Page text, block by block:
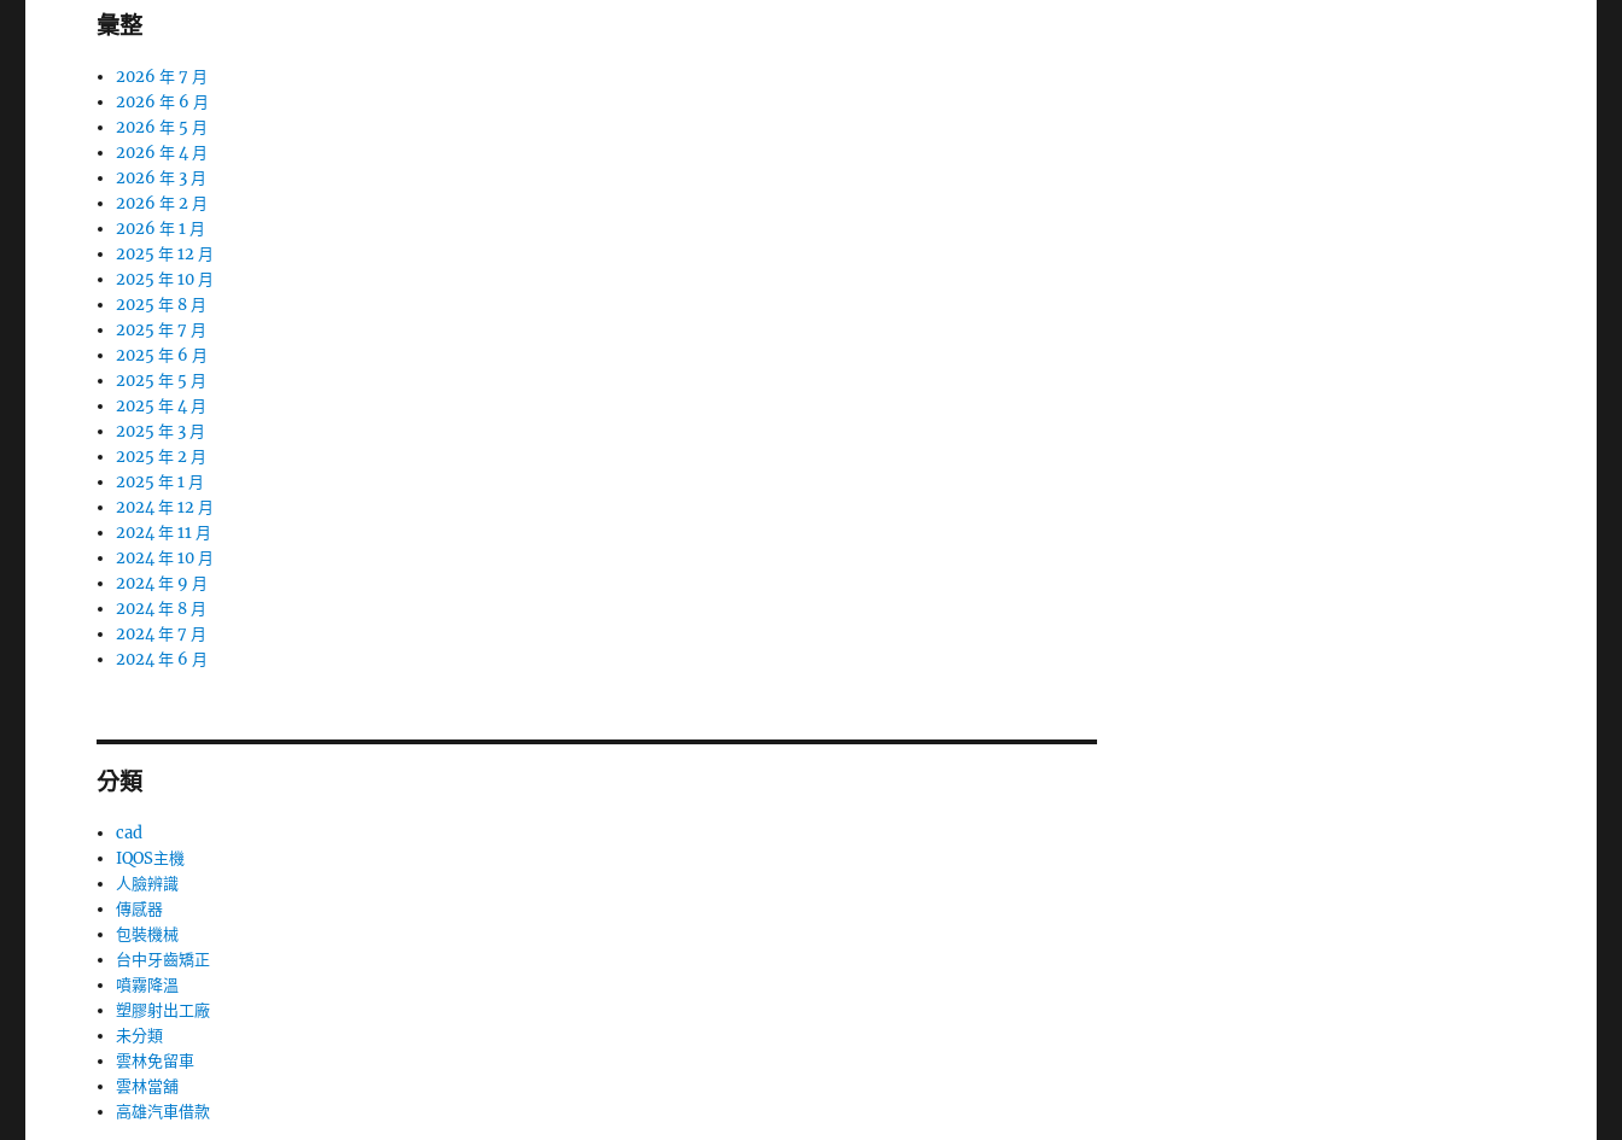
彙整
2026 年 7 月
2026 年 6 月
2026 年 5 月
2026 年 4 月
2026 年 3 月
2026 年 2 月
2026 年 1 月
2025 年 12 月
2025 年 10 月
2025 年 8 月
2025 年 7 月
2025 年 6 月
2025 年 5 月
2025 年 4 月
2025 年 3 月
2025 年 2 月
2025 年 1 月
2024 年 12 月
2024 年 11 月
2024 年 10 月
2024 年 9 月
2024 年 8 月
2024 年 7 月
2024 年 6 月
分類
cad
IQOS主機
人臉辨識
傳感器
包裝機械
台中牙齒矯正
噴霧降溫
塑膠射出工廠
未分類
雲林免留車
雲林當舖
高雄汽車借款